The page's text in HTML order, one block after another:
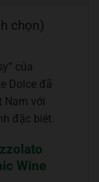
chọn)
của
Dolce đã
Nam với
đặc biệt.
Wine